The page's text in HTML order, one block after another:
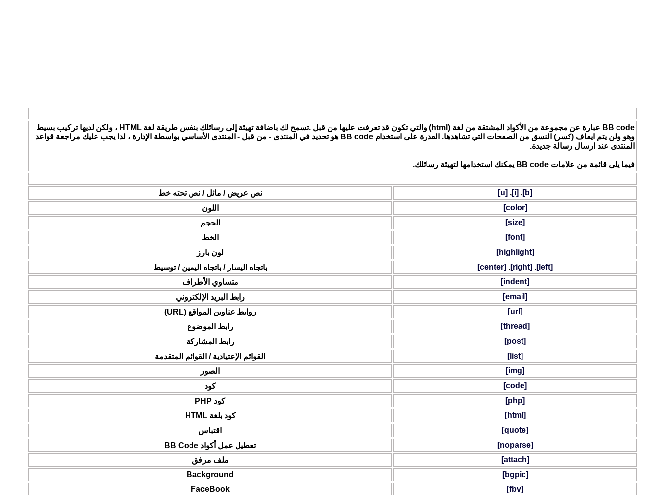
BB code عبارة عن مجموعة من الأكواد المشتقة من لغة (html) والتي تكون قد تعرفت عليها من قبل .تسمح لك باضافة تهيئة إلى رسائلك بنفس طريقة لغة HTML ، ولكن لديها تركيب بسيط
وهو ولن يتم ايقاف (كسر) النسق من الصفحات التي تشاهدها. القدرة على استخدام BB code هو تحديد في المنتدى - من قبل - المنتدى الأساسي بواسطة الإدارة ، لذا يجب عليك مراجعة قواعد
المنتدى عند ارسال رسالة جديدة.
فيما يلى قائمة من علامات BB code يمكنك استخدامها لتهيئة رسائلك.
[b]
,
[i]
,
[u]
نص عريض / مائل / نص تحته خط
[color]
اللون
[size]
الحجم
[font]
الخط
[highlight]
لون بارز
[left]
,
[right]
,
[center]
باتجاه اليسار / باتجاه اليمين / توسيط
[indent]
متساوي الأطراف
[email]
رابط البريد الإلكتروني
[url]
روابط عناوين المواقع (URL)
[thread]
رابط الموضوع
[post]
رابط المشاركة
[list]
القوائم الإعتيادية / القوائم المتقدمة
[img]
الصور
[code]
كود
[php]
كود PHP
[html]
كود بلغة HTML
[quote]
اقتباس
[noparse]
تعطيل عمل أكواد BB Code
[attach]
ملف مرفق
[bgpic]
Background
[fbv]
FaceBook